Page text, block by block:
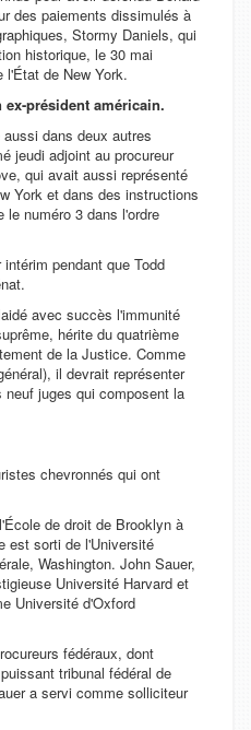
des paiements dissimulés à
Stormy Daniels, qui
historique, le 30 mai
l'État de New York.
président américain.
dans deux autres
jeudi adjoint au procureur
qui avait aussi représenté
York et dans des instructions
le numéro 3 dans l'ordre
pendant que Todd
avec succès l'immunité
hérite du quatrième
de la Justice. Comme
il devrait représenter
juges qui composent la
chevronnés qui ont
de droit de Brooklyn à
est sorti de l'Université
Washington. John Sauer,
Université Harvard et
Université d'Oxford
fédéraux, dont
tribunal fédéral de
a servi comme solliciteur